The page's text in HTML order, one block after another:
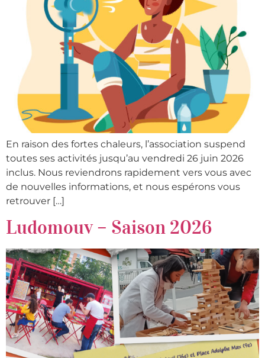
En raison des fortes chaleurs, l’association suspend
toutes ses activités jusqu’au vendredi 26 juin 2026
inclus. Nous reviendrons rapidement vers vous avec
de nouvelles informations, et nous espérons vous
retrouver […]
Ludomouv – Saison 2026